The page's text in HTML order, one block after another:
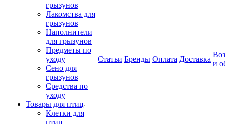
грызунов
Лакомства для
грызунов
Наполнители
для грызунов
Предметы по
уходу
Сено для
грызунов
Средства по
уходу
Товары для птиц
Клетки для
птиц
Статьи Бренды Оплата Доставка
и